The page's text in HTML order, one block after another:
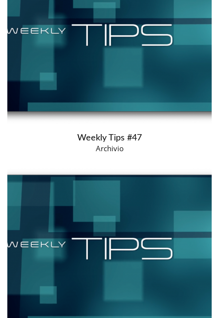
Weekly Tips #47
Archivio